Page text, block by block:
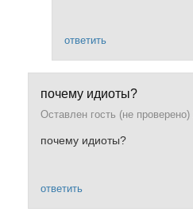
ответить
почему идиоты?
Оставлен гость (не проверено)
почему идиоты?
ответить